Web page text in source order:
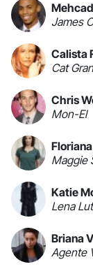
James
Calista
Cat
Chris
Mon-El
Maggie
Katie
Lena
Briana
Agente